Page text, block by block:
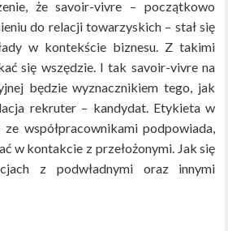
że savoir-vivre – początkowo
do relacji towarzyskich – stał się
w kontekście biznesu. Z takimi
się wszędzie. I tak savoir-vivre na
będzie wyznacznikiem tego, jak
rekruter – kandydat. Etykieta w
współpracownikami podpowiada,
w kontakcie z przełożonymi. Jak się
z podwładnymi oraz innymi